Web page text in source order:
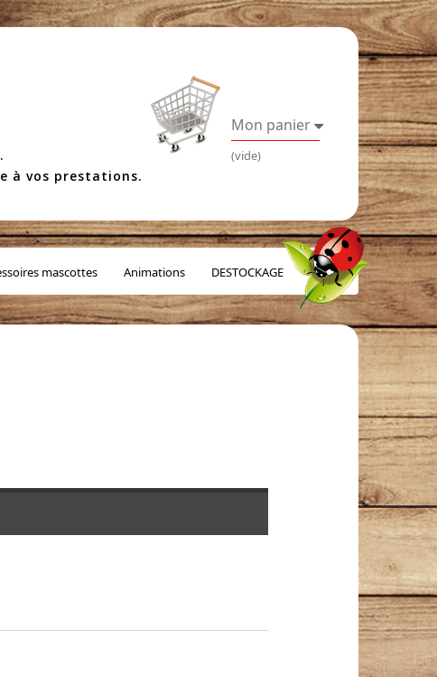
à vos prestations.
Mon panier
(vide)
mascottes Animations DESTOCKAGE